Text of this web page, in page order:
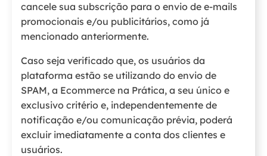
cancele sua subscrição para o envio de e-mails
promocionais e/ou publicitários, como já
mencionado anteriormente.
Caso seja verificado que, os usuários da
plataforma estão se utilizando do envio de
SPAM, a Ecommerce na Prática, a seu único e
exclusivo critério e, independentemente de
notificação e/ou comunicação prévia, poderá
excluir imediatamente a conta dos clientes e
usuários.